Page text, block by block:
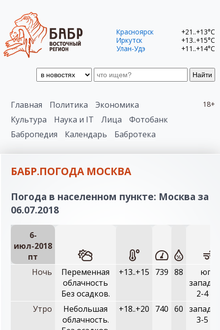
Найти
Красноярск
+21..+13°C
Иркутск
+13..+15°C
Улан-Удэ
+11..+14°C
18+
Главная Политика
Экономика
Культура
Наука и IT Лица
Фотобанк
Бабропедия
Календарь Бабротека
БАБР.ПОГОДА МОСКВА
Погода в населенном пункте: Москва за
06.07.2018
6-
июл-2018
пт
Ночь
Переменная
облачность
Без осадков.
+13..+15 739 88
юго-
2-4 м/
Утро
Небольшая
облачность.
+18..+20 740 60
3-5 м/